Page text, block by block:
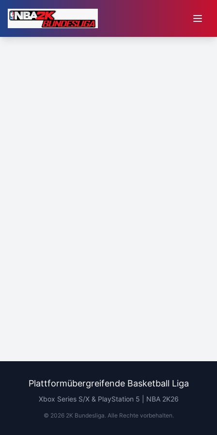
Plattformübergreifende Basketball Liga
Xbox Series S/X & PlayStation 5 | NBA 2K26
© 20262K Bundesliga. Alle Rechte vorbehalten.